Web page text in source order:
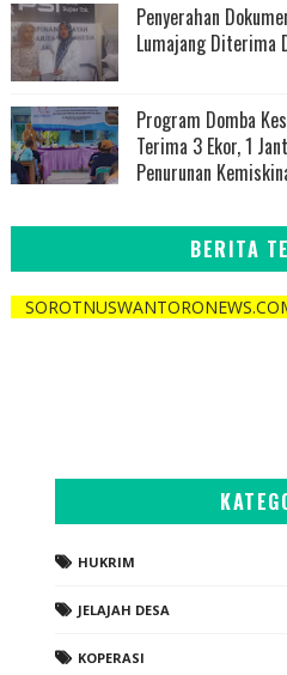
Penyerahan
Lumajang Diterima
Program Domba
Terima 3 Ekor, 1
Penurunan
BERITA
"Cepat
HUKRIM
JELAJAH DESA
KOPERASI